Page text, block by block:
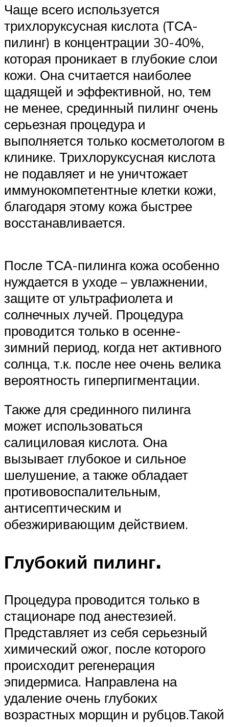
Чаще всего используется
трихлоруксусная кислота (ТСА-
пилинг) в концентрации 30-40%,
которая проникает в глубокие слои
кожи. Она считается наиболее
щадящей и эффективной, но, тем
не менее, срединный пилинг очень
серьезная процедура и
выполняется только косметологом в
клинике. Трихлоруксусная кислота
не подавляет и не уничтожает
иммунокомпетентные клетки кожи,
благодаря этому кожа быстрее
восстанавливается.
После ТСА-пилинга кожа особенно
нуждается в уходе – увлажнении,
защите от ультрафиолета и
солнечных лучей. Процедура
проводится только в осенне-
зимний период, когда нет активного
солнца, т.к. после нее очень велика
вероятность гиперпигментации.
Также для срединного пилинга
может использоваться
салициловая кислота. Она
вызывает глубокое и сильное
шелушение, а также обладает
противовоспалительным,
антисептическим и
обезжиривающим действием.
Глубокий пилинг.
Процедура проводится только в
стационаре под анестезией.
Представляет из себя серьезный
химический ожог, после которого
происходит регенерация
эпидермиса. Направлена на
удаление очень глубоких
возрастных морщин и рубцов.Такой